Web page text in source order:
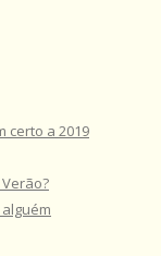
certo a 2019